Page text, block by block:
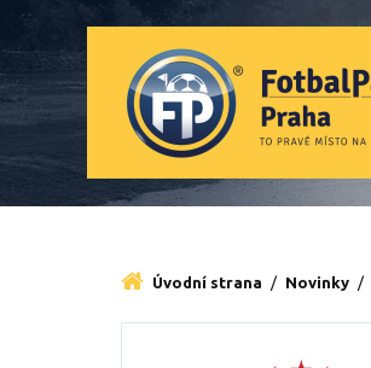
Úvodní strana / Novinky /